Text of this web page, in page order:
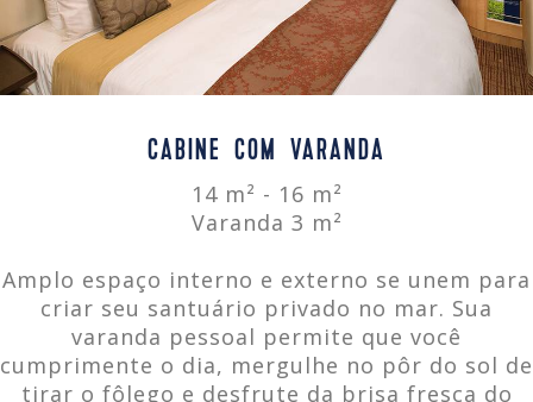
CABINE COM VARANDA
14 m² - 16 m²
Varanda 3 m²
Amplo espaço interno e externo se unem para
criar seu santuário privado no mar. Sua
varanda pessoal permite que você
cumprimente o dia, mergulhe no pôr do sol de
tirar o fôlego e desfrute da brisa fresca do